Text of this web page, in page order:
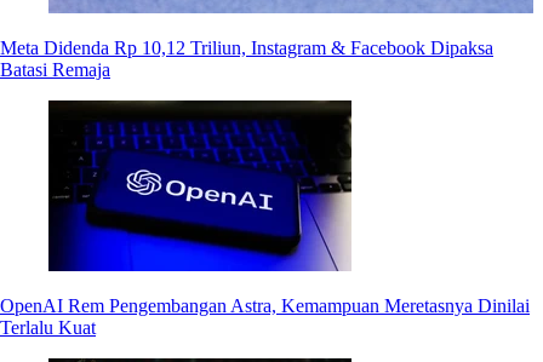
Meta Didenda Rp 10,12 Triliun, Instagram & Facebook Dipaksa
Batasi Remaja
OpenAI Rem Pengembangan Astra, Kemampuan Meretasnya Dinilai
Terlalu Kuat